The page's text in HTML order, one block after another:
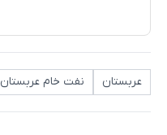
عربستان نفت خام عربستان